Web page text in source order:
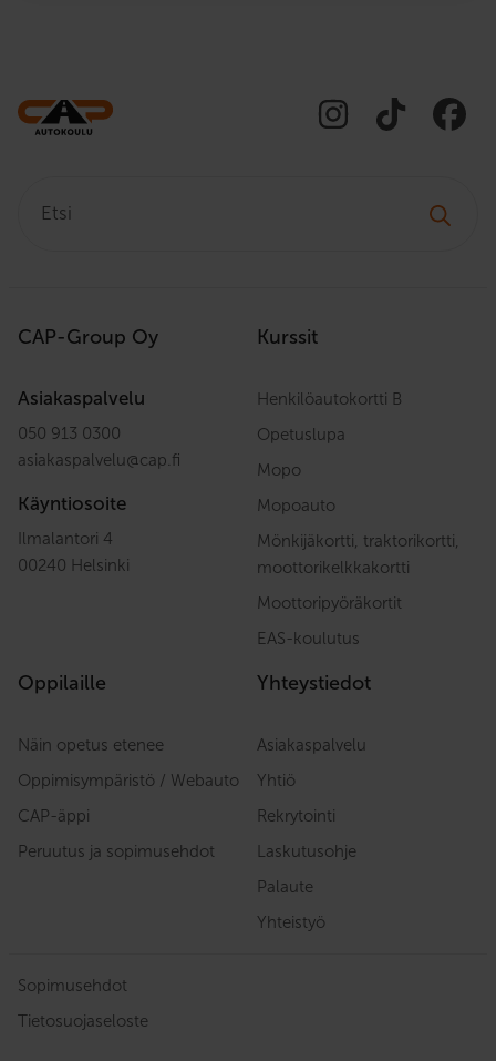
CAP-Group Oy
Asiakaspalvelu
050 913 0300
asiakaspalvelu@cap.fi
Käyntiosoite
Ilmalantori 4
00240 Helsinki
Kurssit
Henkilöautokortti B
Opetuslupa
Mopo
Mopoauto
Mönkijäkortti, traktorikortti,
moottorikelkkakortti
Moottoripyöräkortit
EAS-koulutus
Oppilaille
Näin opetus etenee
Oppimisympäristö / Webauto
CAP-äppi
Peruutus ja sopimusehdot
Yhteystiedot
Asiakaspalvelu
Yhtiö
Rekrytointi
Laskutusohje
Palaute
Yhteistyö
Sopimusehdot
Tietosuojaseloste